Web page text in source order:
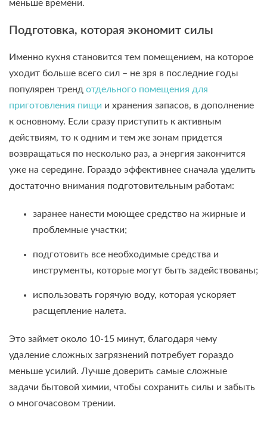
меньше времени.
Подготовка, которая экономит силы
Именно кухня становится тем помещением, на которое
уходит больше всего сил – не зря в последние годы
популярен тренд отдельного помещения для
приготовления пищи и хранения запасов, в дополнение
к основному. Если сразу приступить к активным
действиям, то к одним и тем же зонам придется
возвращаться по несколько раз, а энергия закончится
уже на середине. Гораздо эффективнее сначала уделить
достаточно внимания подготовительным работам:
заранее нанести моющее средство на жирные и
проблемные участки;
подготовить все необходимые средства и
инструменты, которые могут быть задействованы;
использовать горячую воду, которая ускоряет
расщепление налета.
Это займет около 10-15 минут, благодаря чему
удаление сложных загрязнений потребует гораздо
меньше усилий. Лучше доверить самые сложные
задачи бытовой химии, чтобы сохранить силы и забыть
о многочасовом трении.